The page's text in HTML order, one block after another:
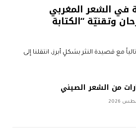
في الشعر المغربي
وتقنيّة “الكتابة
مع قصيدة النثر بشكلٍ أبرز، انتقلنا إلى
من الشعر الصيني